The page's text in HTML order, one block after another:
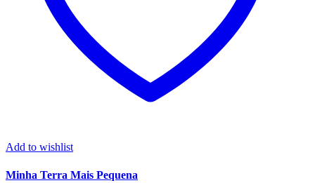
Add to wishlist
Minha Terra Mais Pequena